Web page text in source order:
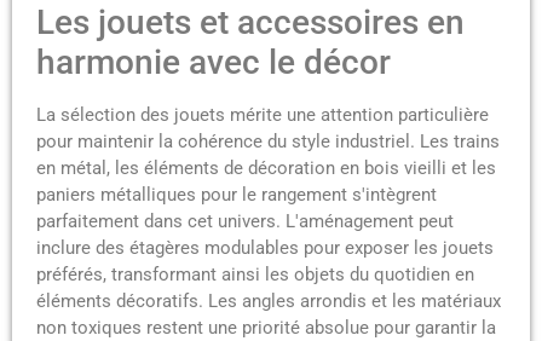
Les jouets et accessoires en
harmonie avec le décor
La sélection des jouets mérite une attention particulière
pour maintenir la cohérence du style industriel. Les trains
en métal, les éléments de décoration en bois vieilli et les
paniers métalliques pour le rangement s'intègrent
parfaitement dans cet univers. L'aménagement peut
inclure des étagères modulables pour exposer les jouets
préférés, transformant ainsi les objets du quotidien en
éléments décoratifs. Les angles arrondis et les matériaux
non toxiques restent une priorité absolue pour garantir la